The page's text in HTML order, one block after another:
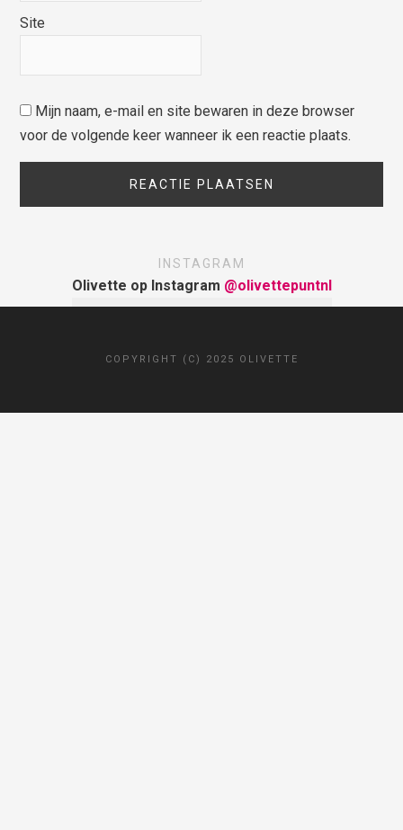
Site
Mijn naam, e-mail en site bewaren in deze browser
voor de volgende keer wanneer ik een reactie plaats.
INSTAGRAM
Olivette op Instagram @olivettepuntnl
COPYRIGHT (C) 2025 OLIVETTE